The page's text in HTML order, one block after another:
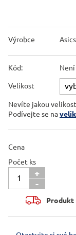
Výrobce Asics
Kód:
Velikost
Nevíte jakou
Podívejte se na
Cena
Počet ks
+
-
Produkt